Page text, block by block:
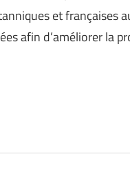
et françaises
afin d’améliorer la